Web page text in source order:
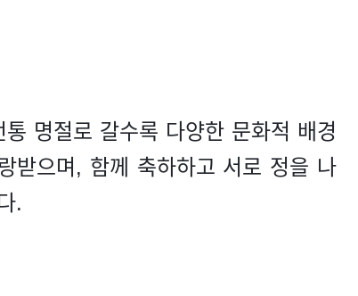
명절로 갈수록 다양한 문화적 배경
받으며, 함께 축하하고 서로 정을 나
.